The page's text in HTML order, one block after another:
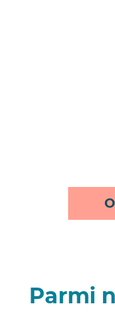
Parmi